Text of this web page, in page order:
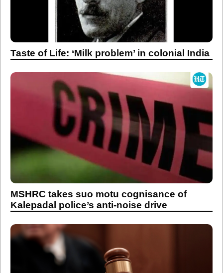
Taste of Life: ‘Milk problem’ in colonial India
MSHRC takes suo motu cognisance of
Kalepadal police’s anti-noise drive